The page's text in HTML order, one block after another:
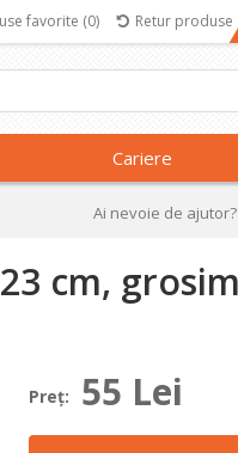
favorite (0) Retur produse
Cariere
Ai nevoie de
cm,
Preţ: 55 Lei